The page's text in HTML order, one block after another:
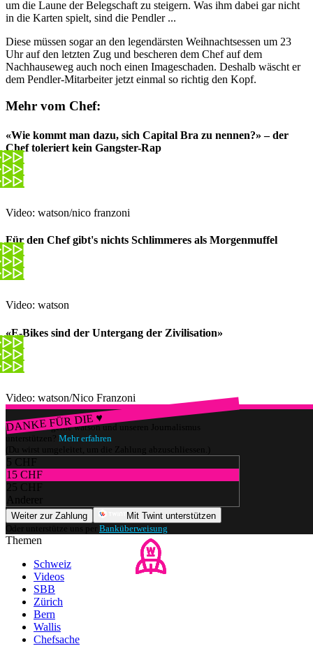
um die Laune der Belegschaft zu steigern. Was ihm dabei gar nicht
in die Karten spielt, sind die Pendler ...
Diese müssen sogar an den legendärsten Weihnachtsessen um 23
Uhr auf den letzten Zug und bescheren dem Chef auf dem
Nachhauseweg auch noch einen Imageschaden. Deshalb wäscht er
dem Pendler-Mitarbeiter jetzt einmal so richtig den Kopf.
Mehr vom Chef:
«Wie kommt man dazu, sich Capital Bra zu nennen?» – der
Chef toleriert kein Gangster-Rap
Video: watson/nico franzoni
Für den Chef gibt's nichts Schlimmeres als Morgenmuffel
Video: watson
«E-Bikes sind der Untergang der Zivilisation»
Video: watson/Nico Franzoni
DANKE FÜR DIE ♥
Würdest du gerne watson und unseren Journalismus
unterstützen? Mehr erfahren
(Du wirst umgeleitet, um die Zahlung abzuschliessen.)
5 CHF
15 CHF
25 CHF
Anderer
Weiter zur Zahlung
Mit Twint unterstützen
Oder unterstütze uns per Banküberweisung
Themen
Schweiz
Videos
SBB
Zürich
Bern
Wallis
Chefsache